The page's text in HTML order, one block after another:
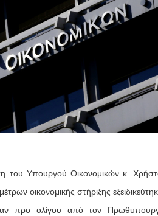
του Υπουργού Οικονομικών κ.
οικονομικής στήριξης
προ ολίγου από τον